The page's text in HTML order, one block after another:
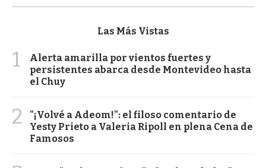
Las Más Vistas
1
Alerta amarilla por vientos fuertes y
persistentes abarca desde Montevideo hasta
el Chuy
2
"¡Volvé a Adeom!": el filoso comentario de
Yesty Prieto a Valeria Ripoll en plena Cena de
Famosos